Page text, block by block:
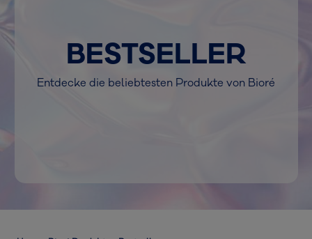
BESTSELLER
Entdecke die beliebtesten Produkte von Bioré